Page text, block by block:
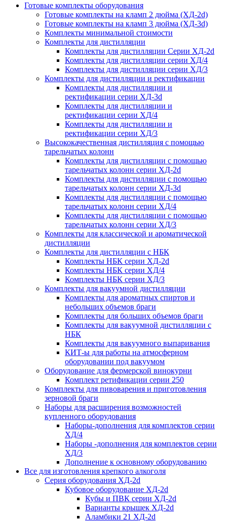
Готовые комплекты оборудования
Готовые комплекты на кламп 2 дюйма (ХД-2d)
Готовые комплекты на кламп 3 дюйма (ХД-3d)
Комплекты минимальной стоимости
Комплекты для дистилляции
Комплекты для дистилляции Серии ХД-2d
Комплекты для дистилляции серии ХД/4
Комплекты для дистилляции серии ХД/3
Комплекты для дистилляции и ректификации
Комплекты для дистилляции и
ректификации серии ХД-3d
Комплекты для дистилляции и
ректификации серии ХД/4
Комплекты для дистилляции и
ректификации серии ХД/3
Высококачественная дистилляция с помощью
тарельчатых колонн
Комплекты для дистилляции с помощью
тарельчатых колонн серии ХД-2d
Комплекты для дистилляции с помощью
тарельчатых колонн серии ХД-3d
Комплекты для дистилляции с помощью
тарельчатых колонн серии ХД/4
Комплекты для дистилляции с помощью
тарельчатых колонн серии ХД/3
Комплекты для классической и ароматической
дистилляции
Комплекты для дистилляции с НБК
Комплекты НБК серии ХД-2d
Комплекты НБК серии ХД/4
Комплекты НБК серии ХД/3
Комплекты для вакуумной дистилляции
Комплекты для ароматных спиртов и
небольших объемов браги
Комплекты для больших объемов браги
Комплекты для вакуумной дистилляции с
НБК
Комплекты для вакуумного выпаривания
КИТ-ы для работы на атмосферном
оборудовании под вакуумом
Оборудование для фермерской винокурни
Комплект ретификации серии 250
Комплекты для пивоварения и приготовления
зерновой браги
Наборы для расширения возможностей
купленного оборудования
Наборы-дополнения для комплектов серии
ХД/4
Наборы -дополнения для комплектов серии
ХД/3
Дополнение к основному оборудованию
Все для изготовления крепкого алкоголя
Серия оборудования ХД-2d
Кубовое оборудование ХД-2d
Кубы и ПВК серии ХД-2d
Варианты крышек ХД-2d
Аламбики 21 ХД-2d